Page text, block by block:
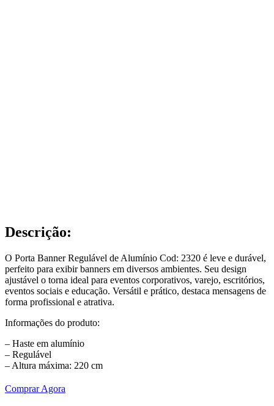
Descrição:
O Porta Banner Regulável de Alumínio Cod: 2320 é leve e durável,
perfeito para exibir banners em diversos ambientes. Seu design
ajustável o torna ideal para eventos corporativos, varejo, escritórios,
eventos sociais e educação. Versátil e prático, destaca mensagens de
forma profissional e atrativa.
Informações do produto:
– Haste em alumínio
– Regulável
– Altura máxima: 220 cm
Comprar Agora